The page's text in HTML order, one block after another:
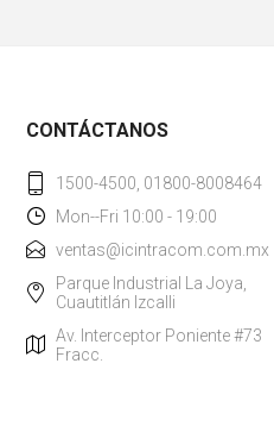
CONTÁCTANOS
1500-4500, 01800-8008464
Mon--Fri 10:00 - 19:00
ventas@icintracom.com.mx
Parque Industrial La Joya,
Cuautitlán Izcalli
Av. Interceptor Poniente #73
Fracc.